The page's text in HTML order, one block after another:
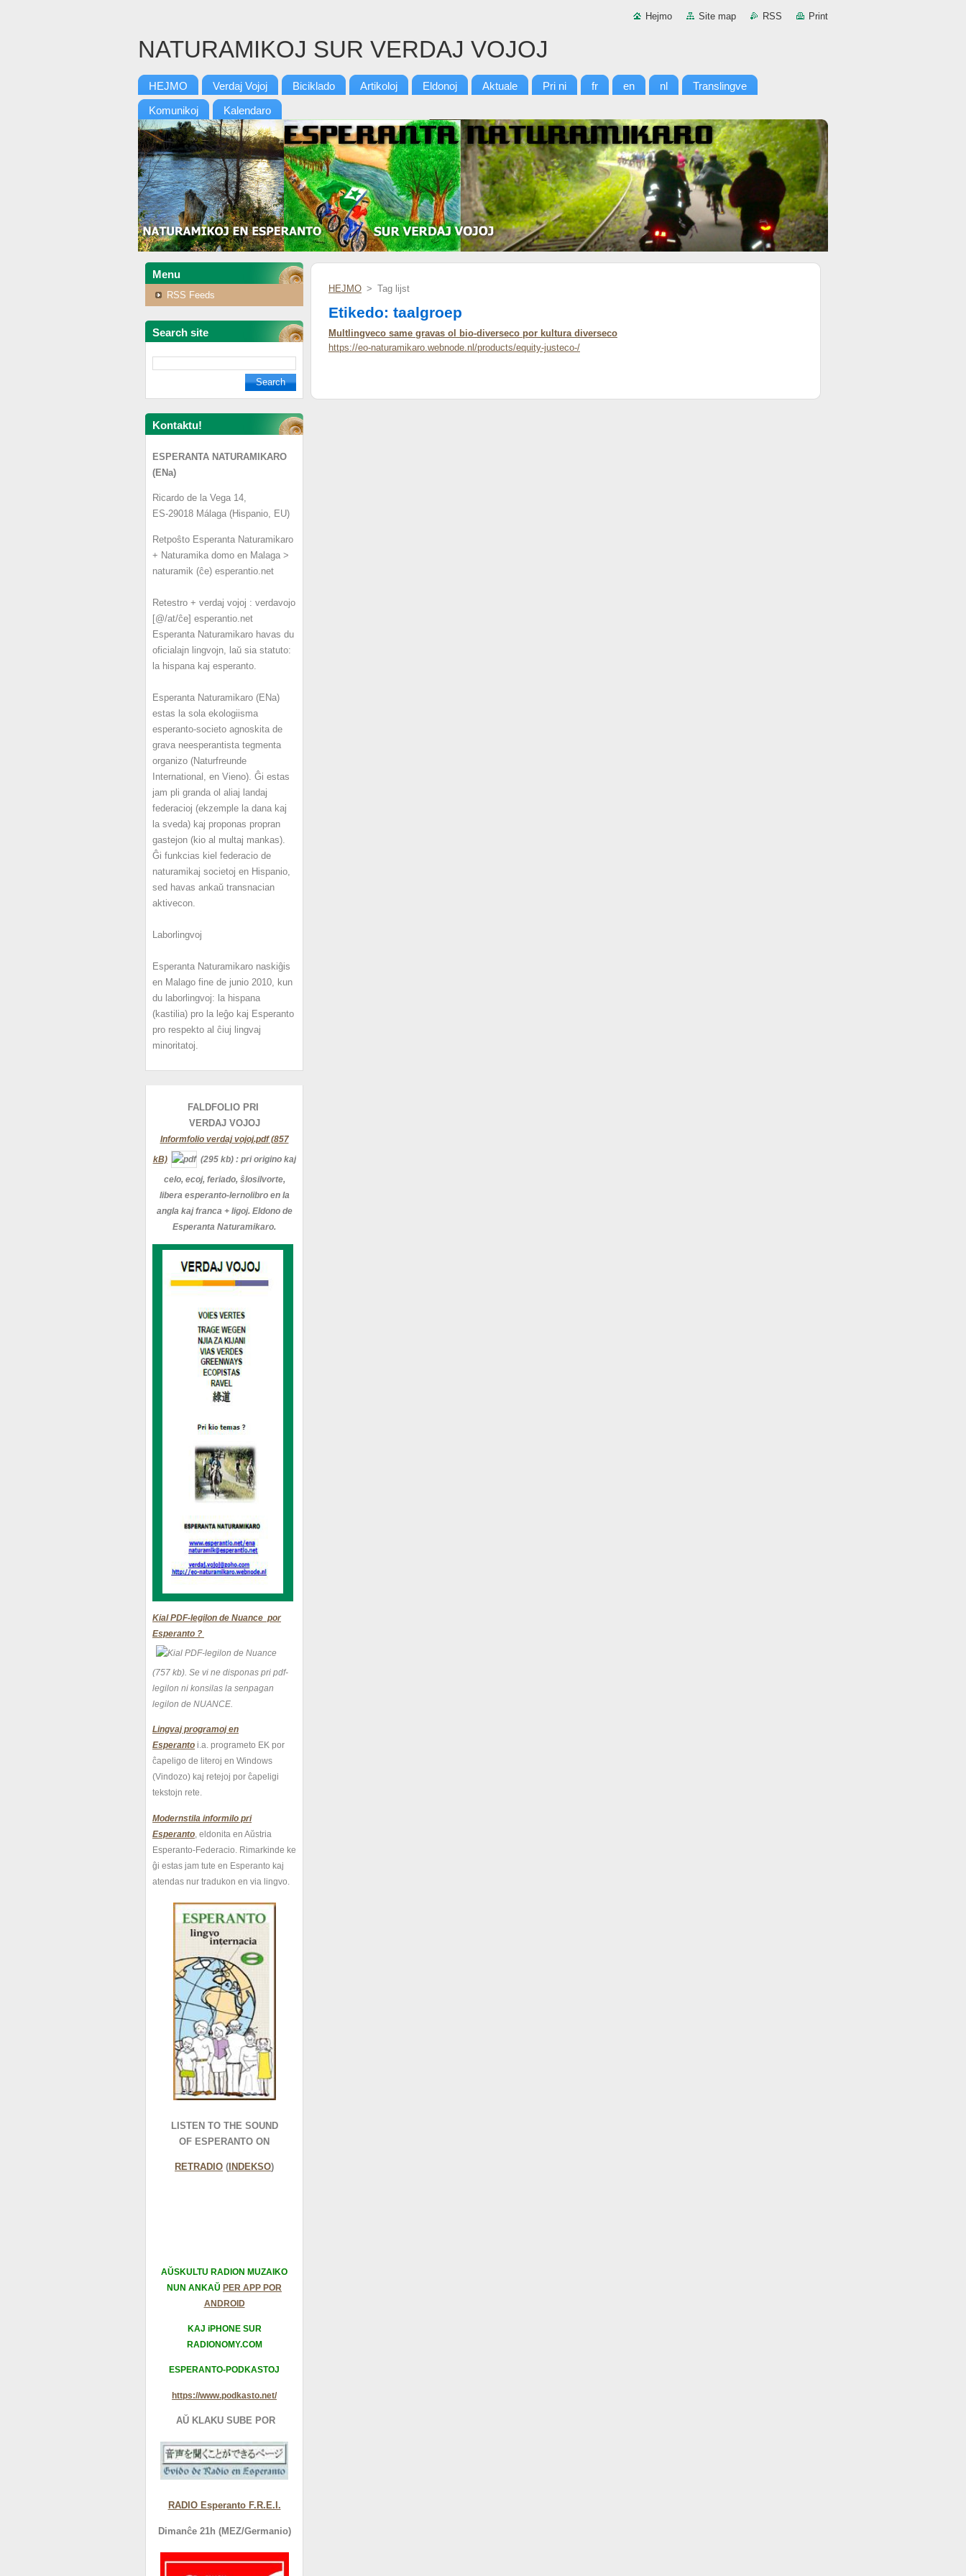
Hejmo Site map RSS Print
NATURAMIKOJ SUR VERDAJ VOJOJ
HEJMO Verdaj Vojoj Biciklado Artikoloj Eldonoj Aktuale Pri ni fr en nl Translingve
Komunikoj Kalendaro
Menu
RSS Feeds
Search site
Kontaktu!
ESPERANTA NATURAMIKARO
(ENa)
Ricardo de la Vega 14,
ES-29018 Málaga (Hispanio, EU)
Retpoŝto Esperanta Naturamikaro
+ Naturamika domo en Malaga >
naturamik (ĉe) esperantio.net
Retestro + verdaj vojoj : verdavojo
[@/at/ĉe] esperantio.net
Esperanta Naturamikaro havas du
oficialajn lingvojn, laŭ sia statuto:
la hispana kaj esperanto.
Esperanta Naturamikaro (ENa)
estas la sola ekologiisma
esperanto-societo agnoskita de
grava neesperantista tegmenta
organizo (Naturfreunde
International, en Vieno). Ĝi estas
jam pli granda ol aliaj landaj
federacioj (ekzemple la dana kaj
la sveda) kaj proponas propran
gastejon (kio al multaj mankas).
Ĝi funkcias kiel federacio de
naturamikaj societoj en Hispanio,
sed havas ankaŭ transnacian
aktivecon.
Laborlingvoj
Esperanta Naturamikaro naskiĝis
en Malago fine de junio 2010, kun
du laborlingvoj: la hispana
(kastilia) pro la leĝo kaj Esperanto
pro respekto al ĉiuj lingvaj
minoritatoj.
FALDFOLIO PRI
VERDAJ VOJOJ
Informfolio verdaj vojoj.pdf (857
kB)
(295 kb) : pri origino kaj
celo, ecoj, feriado, ŝlosilvorte,
libera esperanto-lernolibro en la
angla kaj franca + ligoj. Eldono de
Esperanta Naturamikaro.
Kial PDF-legilon de Nuance por
Esperanto ?
(757 kb). Se vi ne disponas pri pdf-
legilon ni konsilas la senpagan
legilon de NUANCE.
Lingvaj programoj en
Esperanto i.a. programeto EK por
ĉapeligo de literoj en Windows
(Vindozo) kaj retejoj por ĉapeligi
tekstojn rete.
Modernstila informilo pri
Esperanto , eldonita en Aŭstria
Esperanto-Federacio. Rimarkinde ke
ĝi estas jam tute en Esperanto kaj
atendas nur tradukon en via lingvo.
LISTEN TO THE SOUND
OF ESPERANTO ON
RETRADIO ( INDEKSO)
AŬSKULTU RADION MUZAIKO
NUN ANKAŬ PER APP POR
ANDROID
KAJ iPHONE SUR
RADIONOMY.COM
ESPERANTO-PODKASTOJ
https://www.podkasto.net/
AŬ KLAKU SUBE POR
RADIO Esperanto F.R.E.I.
Dimanĉe 21h (MEZ/Germanio)
HEJMO > Tag lijst
Etikedo: taalgroep
Multlingveco same gravas ol bio-diverseco por kultura diverseco
https://eo-naturamikaro.webnode.nl/products/equity-justeco-/